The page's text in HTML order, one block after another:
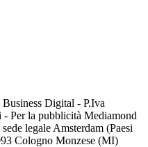
Digital - P.Iva
Per la pubblicità Mediamond
legale Amsterdam (Paesi
Cologno Monzese (MI)